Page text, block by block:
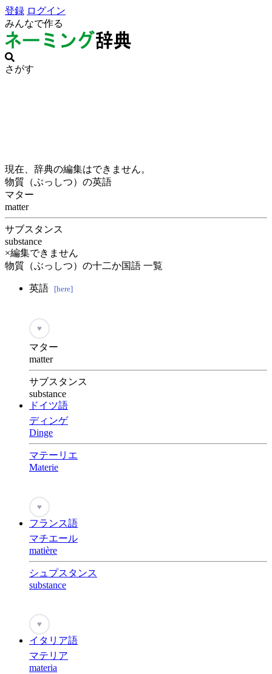
登録 ログイン
みんなで作る
さがす
現在、辞典の編集はできません。
物質（ぶっしつ）の英語
マター
matter
サブスタンス
substance
×編集できません
物質（ぶっしつ）の十二か国語 一覧
英語 [here]
♥
マター
matter
サブスタンス
substance
ドイツ語
ディンゲ
Dinge
マテーリエ
Materie
♥
フランス語
マチエール
matière
シュプスタンス
substance
♥
イタリア語
マテリア
materia